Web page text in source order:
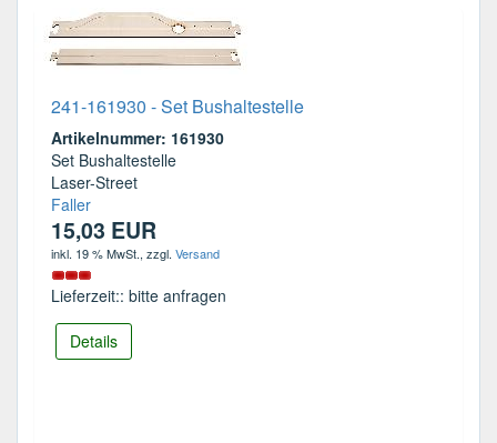
241-161930 - Set Bushaltestelle
Artikelnummer: 161930
Set Bushaltestelle
Laser-Street
Faller
15,03 EUR
inkl. 19 % MwSt., zzgl. Versand
Lieferzeit:: bitte anfragen
Details